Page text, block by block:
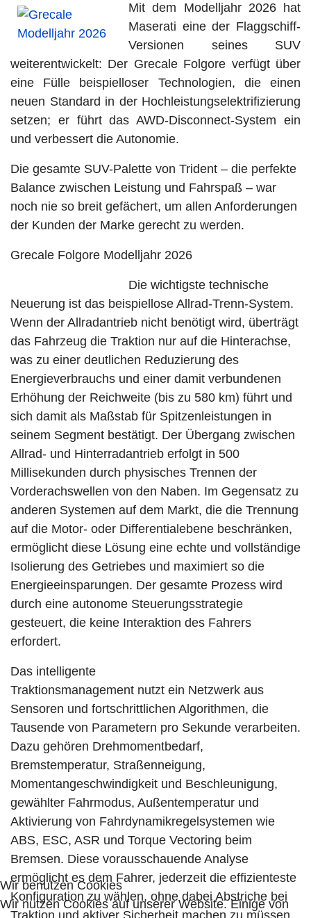
Mit dem Modelljahr 2026 hat
Maserati eine der Flaggschiff-
Versionen seines SUV
weiterentwickelt: Der Grecale Folgore verfügt über
eine Fülle beispielloser Technologien, die einen
neuen Standard in der Hochleistungselektrifizierung
setzen; er führt das AWD-Disconnect-System ein
und verbessert die Autonomie.
Die gesamte SUV-Palette von Trident – die perfekte
Balance zwischen Leistung und Fahrspaß – war
noch nie so breit gefächert, um allen Anforderungen
der Kunden der Marke gerecht zu werden.
Grecale Folgore Modelljahr 2026
Die wichtigste technische
Neuerung ist das beispiellose Allrad-Trenn-System.
Wenn der Allradantrieb nicht benötigt wird, überträgt
das Fahrzeug die Traktion nur auf die Hinterachse,
was zu einer deutlichen Reduzierung des
Energieverbrauchs und einer damit verbundenen
Erhöhung der Reichweite (bis zu 580 km) führt und
sich damit als Maßstab für Spitzenleistungen in
seinem Segment bestätigt. Der Übergang zwischen
Allrad- und Hinterradantrieb erfolgt in 500
Millisekunden durch physisches Trennen der
Vorderachswellen von den Naben. Im Gegensatz zu
anderen Systemen auf dem Markt, die die Trennung
auf die Motor- oder Differentialebene beschränken,
ermöglicht diese Lösung eine echte und vollständige
Isolierung des Getriebes und maximiert so die
Energieeinsparungen. Der gesamte Prozess wird
durch eine autonome Steuerungsstrategie
gesteuert, die keine Interaktion des Fahrers
erfordert.
Das intelligente
Traktionsmanagement nutzt ein Netzwerk aus
Sensoren und fortschrittlichen Algorithmen, die
Tausende von Parametern pro Sekunde verarbeiten.
Dazu gehören Drehmomentbedarf,
Bremstemperatur, Straßenneigung,
Momentangeschwindigkeit und Beschleunigung,
gewählter Fahrmodus, Außentemperatur und
Aktivierung von Fahrdynamikregelsystemen wie
ABS, ESC, ASR und Torque Vectoring beim
Bremsen. Diese vorausschauende Analyse
ermöglicht es dem Fahrer, jederzeit die effizienteste
Konfiguration zu wählen, ohne dabei Abstriche bei
Traktion und aktiver Sicherheit machen zu müssen.
Wir benutzen Cookies
Wir nutzen Cookies auf unserer Website. Einige von